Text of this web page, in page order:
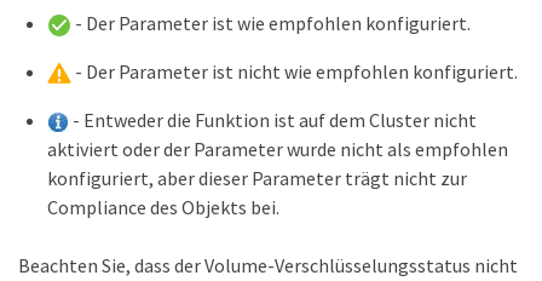
- Der Parameter ist wie empfohlen konfiguriert.
- Der Parameter ist nicht wie empfohlen konfiguriert.
- Entweder die Funktion ist auf dem Cluster nicht
aktiviert oder der Parameter wurde nicht als empfohlen
konfiguriert, aber dieser Parameter trägt nicht zur
Compliance des Objekts bei.
Beachten Sie, dass der Volume-Verschlüsselungsstatus nicht